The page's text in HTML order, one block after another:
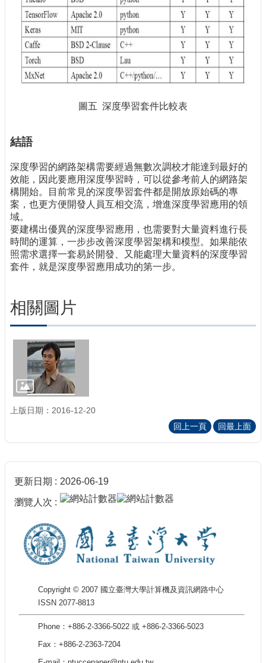
圖五 深度學習套件比較表
結語
深度學習的網路架構需要經過無數次調校才能達到最好的
效能，因此要應用深度學習時，可以從參考前人的網路架
構開始。目前常見的深度學習套件都是開放原始碼的專
案，也更方便開發人員互相交流，增進深度學習應用的領
域。
要建構出優異的深度學習應用，也需要對大量資料進行長
時間的運算，一步步改善深度學習架構和模型。如果能依
照需求選擇一套易於開發、又能處理大量資料的深度學習
套件，就是深度學習應用成功的第一步。
相關圖片
上版日期：2016-12-20
回上一頁
回最上面
更新日期 2026-06-19
瀏覽人次
Copyright © 2007 國立臺灣大學計算機及資訊網路中心
ISSN 2077-8813
Phone：+886-2-3366-5022 或 +886-2-3366-5023
Fax：+886-2-2363-7204